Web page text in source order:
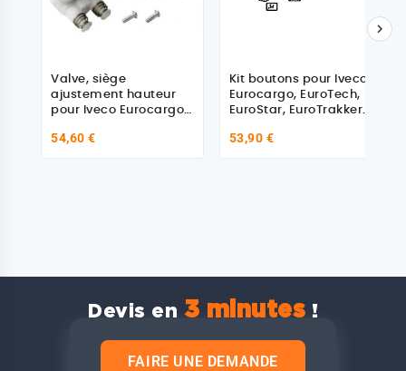
Valve, siège
ajustement hauteur
pour Iveco Eurocargo,
EuroTrakker,
54,60 €
Kit boutons pour Iveco
Eurocargo, EuroTech,
EuroStar, EuroTrakker,
53,90 €

Devis en 3 minutes !
FAIRE UNE DEMANDE